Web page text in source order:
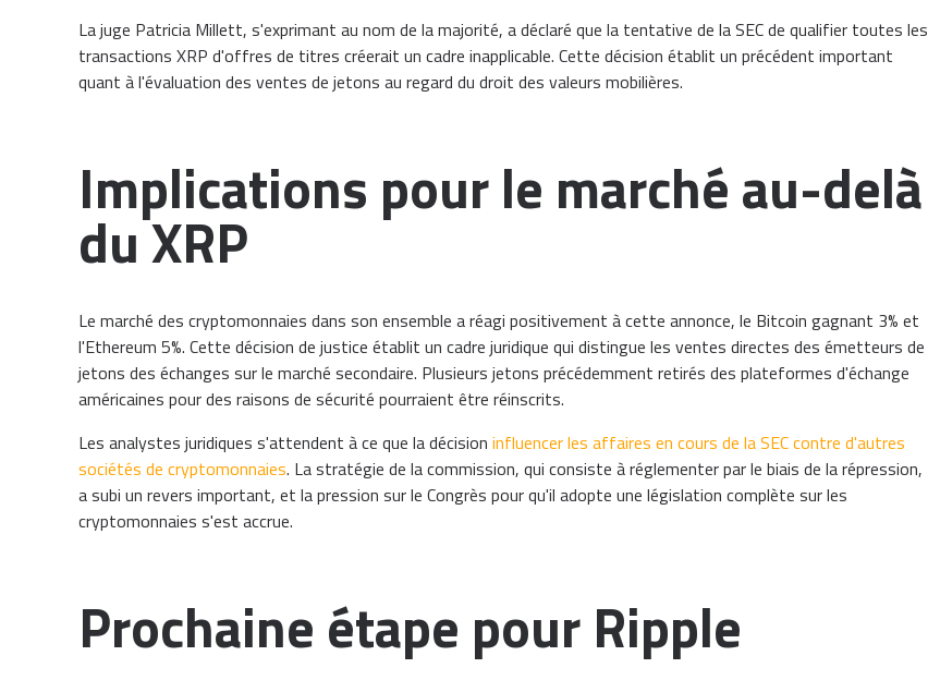
La juge Patricia Millett, s'exprimant au nom de la majorité, a déclaré que la tentative de la SEC de qualifier toutes les
transactions XRP d'offres de titres créerait un cadre inapplicable. Cette décision établit un précédent important
quant à l'évaluation des ventes de jetons au regard du droit des valeurs mobilières.
Implications pour le marché au-delà
du XRP
Le marché des cryptomonnaies dans son ensemble a réagi positivement à cette annonce, le Bitcoin gagnant 3% et
l'Ethereum 5%. Cette décision de justice établit un cadre juridique qui distingue les ventes directes des émetteurs de
jetons des échanges sur le marché secondaire. Plusieurs jetons précédemment retirés des plateformes d'échange
américaines pour des raisons de sécurité pourraient être réinscrits.
Les analystes juridiques s'attendent à ce que la décision influencer les affaires en cours de la SEC contre d'autres
sociétés de cryptomonnaies. La stratégie de la commission, qui consiste à réglementer par le biais de la répression,
a subi un revers important, et la pression sur le Congrès pour qu'il adopte une législation complète sur les
cryptomonnaies s'est accrue.
Prochaine étape pour Ripple